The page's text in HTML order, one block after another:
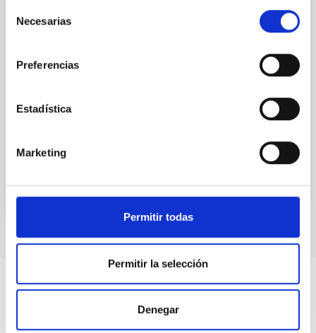
Necesarias
Preferencias
Estadística
Marketing
Permitir todas
Permitir la selección
Denegar
than the canonical axion will be discussed. The
Aula